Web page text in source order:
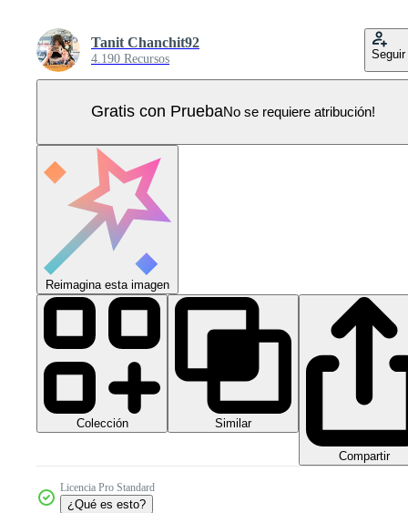
Tanit Chanchit92
4.190 Recursos Seguir
Gratis con PruebaNo se requiere atribución!
Reimagina esta imagen
Colección Similar
Compartir
Licencia Pro Standard
¿Qué es esto?